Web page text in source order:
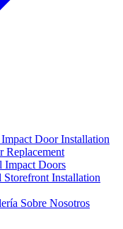
Impact Door Installation
Replacement
Impact Doors
Storefront Installation
Sobre Nosotros